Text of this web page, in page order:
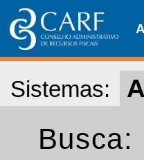
Sistemas:
Busca: